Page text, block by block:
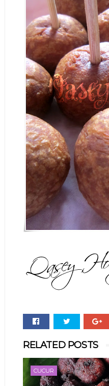
RELATED POSTS
CUCUR